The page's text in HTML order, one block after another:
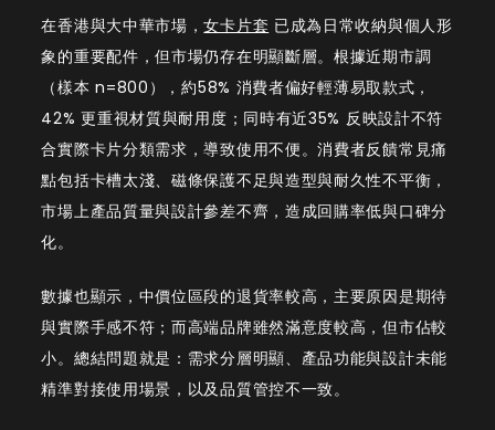
與
最
佳
解
方
案
在香港與大中華市場，女卡片套 已成為日常收納與個人形
象的重要配件，但市場仍存在明顯斷層。根據近期市調
（樣本 n=800），約58% 消費者偏好輕薄易取款式，
42% 更重視材質與耐用度；同時有近35% 反映設計不符
合實際卡片分類需求，導致使用不便。消費者反饋常見痛
點包括卡槽太淺、磁條保護不足與造型與耐久性不平衡，
市場上產品質量與設計參差不齊，造成回購率低與口碑分
化。
數據也顯示，中價位區段的退貨率較高，主要原因是期待
與實際手感不符；而高端品牌雖然滿意度較高，但市佔較
小。總結問題就是：需求分層明顯、產品功能與設計未能
精準對接使用場景，以及品質管控不一致。